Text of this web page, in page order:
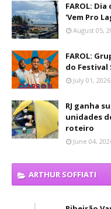
FAROL:
'Vem Pro
August 05,
FAROL:
do Festival
July 01, 2026
RJ ganha
unidades
roteiro
June 04,
ARTHUR SOFFIATI